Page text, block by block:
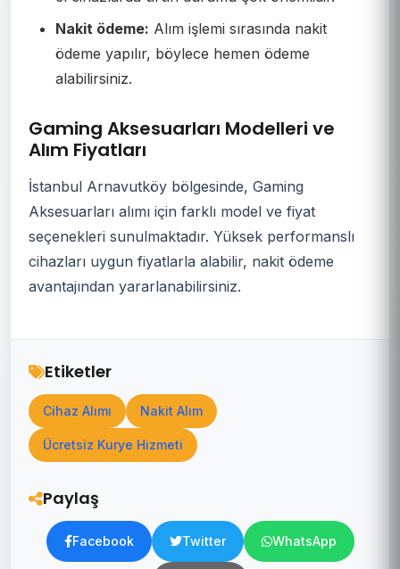
Nakit ödeme: Alım işlemi sırasında nakit
ödeme yapılır, böylece hemen ödeme
alabilirsiniz.
Gaming Aksesuarları Modelleri ve
Alım Fiyatları
İstanbul Arnavutköy bölgesinde, Gaming
Aksesuarları alımı için farklı model ve fiyat
seçenekleri sunulmaktadır. Yüksek performanslı
cihazları uygun fiyatlarla alabilir, nakit ödeme
avantajından yararlanabilirsiniz.
Etiketler
Cihaz Alımı Nakit Alım
Ücretsiz Kurye Hizmeti
Paylaş
Facebook Twitter WhatsApp